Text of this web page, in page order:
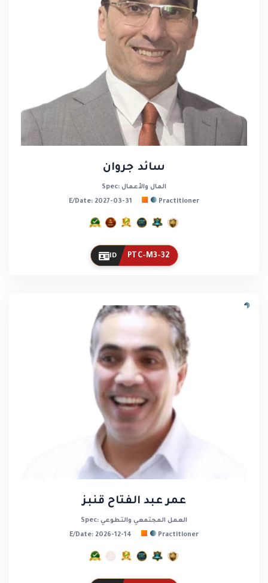
سائد جروان
Spec: المال والأعمال
E/Date: 2027-03-31
Practitioner
ID PTC-M3-32
عمر عبد الفتاح قنبز
Spec: العمل المجتمعي والتطوعي
E/Date: 2026-12-14
Practitioner